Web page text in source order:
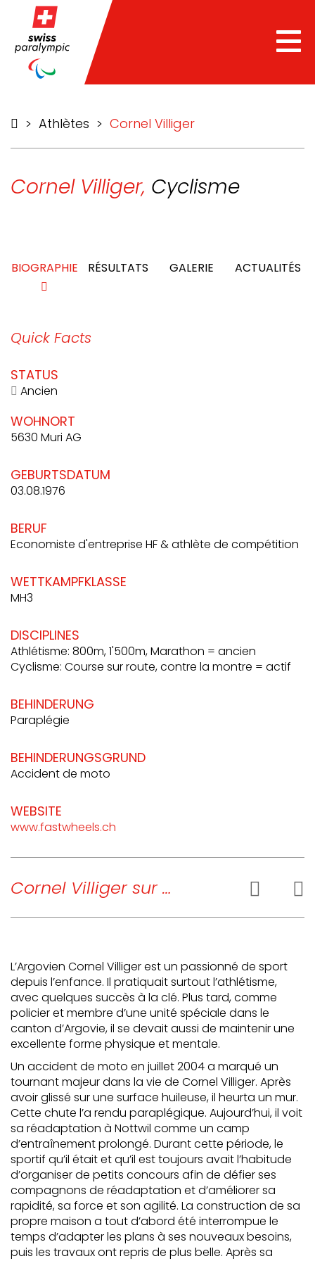
> Athlètes > Cornel Villiger
Cornel Villiger, Cyclisme
BIOGRAPHIE RÉSULTATS GALERIE ACTUALITÉS
Quick Facts
STATUS
Ancien
WOHNORT
5630 Muri AG
GEBURTSDATUM
03.08.1976
BERUF
Economiste d'entreprise HF & athlète de compétition
WETTKAMPFKLASSE
MH3
DISCIPLINES
Athlétisme: 800m, 1'500m, Marathon = ancien
Cyclisme: Course sur route, contre la montre = actif
BEHINDERUNG
Paraplégie
BEHINDERUNGSGRUND
Accident de moto
WEBSITE
www.fastwheels.ch
Cornel Villiger sur …
L’Argovien Cornel Villiger est un passionné de sport
depuis l’enfance. Il pratiquait surtout l’athlétisme,
avec quelques succès à la clé. Plus tard, comme
policier et membre d’une unité spéciale dans le
canton d’Argovie, il se devait aussi de maintenir une
excellente forme physique et mentale.
Un accident de moto en juillet 2004 a marqué un
tournant majeur dans la vie de Cornel Villiger. Après
avoir glissé sur une surface huileuse, il heurta un mur.
Cette chute l’a rendu paraplégique. Aujourd’hui, il voit
sa réadaptation à Nottwil comme un camp
d’entraînement prolongé. Durant cette période, le
sportif qu’il était et qu’il est toujours avait l’habitude
d’organiser de petits concours afin de défier ses
compagnons de réadaptation et d’améliorer sa
rapidité, sa force et son agilité. La construction de sa
propre maison a tout d’abord été interrompue le
temps d’adapter les plans à ses nouveaux besoins,
puis les travaux ont repris de plus belle. Après sa